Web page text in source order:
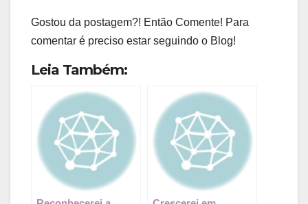
Gostou da postagem?! Então Comente! Para
comentar é preciso estar seguindo o Blog!
Leia Também: